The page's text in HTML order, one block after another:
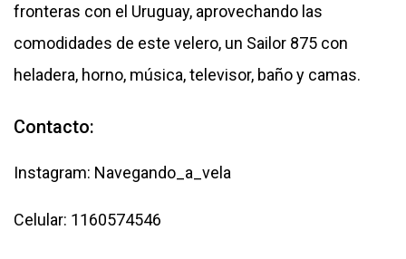
fronteras con el Uruguay, aprovechando las
comodidades de este velero, un Sailor 875 con
heladera, horno, música, televisor, baño y camas.
Contacto:
Instagram: Navegando_a_vela
Celular: 1160574546